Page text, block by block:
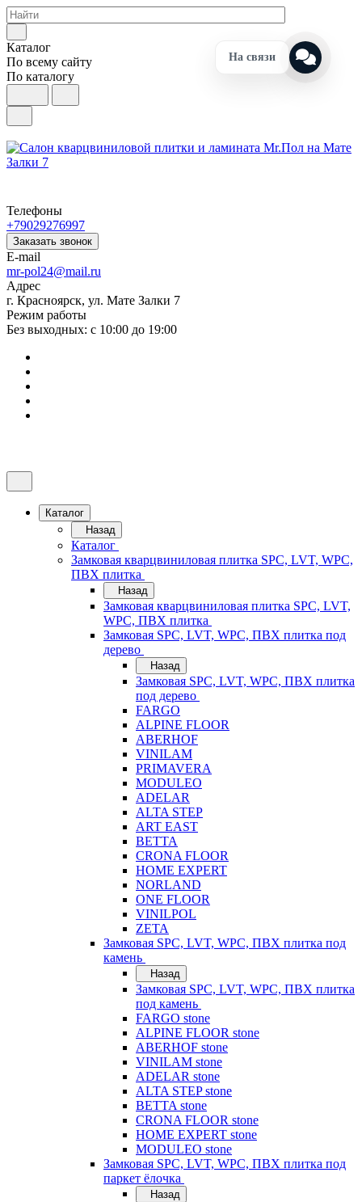
Каталог
По всему сайту
По каталогу
Телефоны
+79029276997
Заказать звонок
E-mail
mr-pol24@mail.ru
Адрес
г. Красноярск, ул. Мате Залки 7
Режим работы
Без выходных: с 10:00 до 19:00
Каталог
Назад
Каталог
Замковая кварцвиниловая плитка SPC, LVT, WPC,
ПВХ плитка
Назад
Замковая кварцвиниловая плитка SPC, LVT,
WPC, ПВХ плитка
Замковая SPC, LVT, WPC, ПВХ плитка под
дерево
Назад
Замковая SPC, LVT, WPC, ПВХ плитка
под дерево
FARGO
ALPINE FLOOR
ABERHOF
VINILAM
PRIMAVERA
MODULEO
ADELAR
ALTA STEP
ART EAST
BETTA
CRONA FLOOR
HOME EXPERT
NORLAND
ONE FLOOR
VINILPOL
ZETA
Замковая SPC, LVT, WPC, ПВХ плитка под
камень
Назад
Замковая SPC, LVT, WPC, ПВХ плитка
под камень
FARGO stone
ALPINE FLOOR stone
ABERHOF stone
VINILAM stone
ADELAR stone
ALTA STEP stone
BETTA stone
CRONA FLOOR stone
HOME EXPERT stone
MODULEO stone
Замковая SPC, LVT, WPC, ПВХ плитка под
паркет ёлочка
Назад
На связи